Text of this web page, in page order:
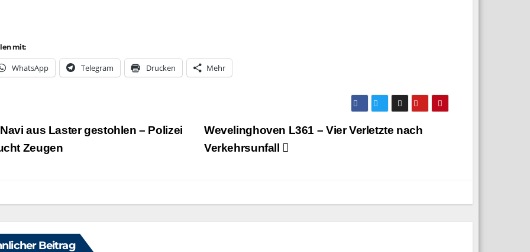
mit:
Whats­App Tele­gram Dru­cken Mehr
Wevelinghoven L361 – Vier Verletzte nach
Verkehrsunfall
Navi aus Laster gestohlen – Polizei
Zeugen
Beitrag